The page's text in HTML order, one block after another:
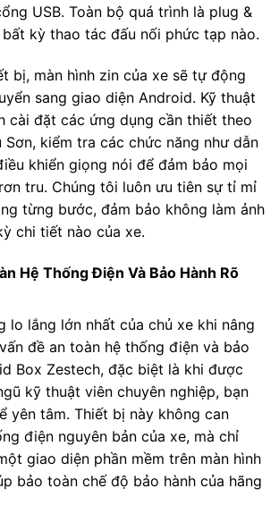
USB. Toàn bộ quá trình là plug &
kỳ thao tác đấu nối phức tạp nào.
bị, màn hình zin của xe sẽ tự động
sang giao diện Android. Kỹ thuật
cài đặt các ứng dụng cần thiết theo
Sơn, kiểm tra các chức năng như dẫn
khiển giọng nói để đảm bảo mọi
tru. Chúng tôi luôn ưu tiên sự tỉ mỉ
từng bước, đảm bảo không làm ảnh
chi tiết nào của xe.
Hệ Thống Điện Và Bảo Hành Rõ
lo lắng lớn nhất của chủ xe khi nâng
đề an toàn hệ thống điện và bảo
Box Zestech, đặc biệt là khi được
kỹ thuật viên chuyên nghiệp, bạn
yên tâm. Thiết bị này không can
điện nguyên bản của xe, mà chỉ
giao diện phần mềm trên màn hình
bảo toàn chế độ bảo hành của hãng